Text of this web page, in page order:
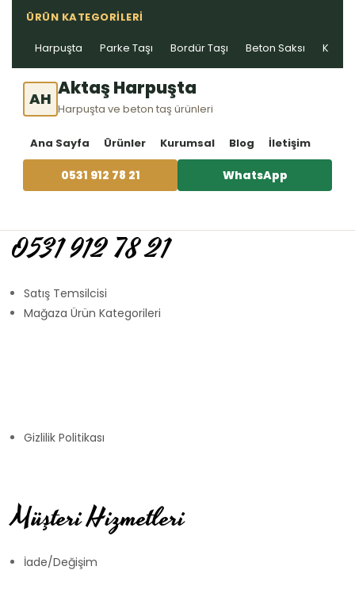
ÜRÜN KATEGORILERI
Harpuşta Parke Taşı Bordür Taşı Beton Saksı Kablo
AH Aktaş Harpuşta
Harpuşta ve beton taş ürünleri
Ana Sayfa Ürünler Kurumsal Blog İletişim
0531 912 78 21 WhatsApp
0531 912 78 21
Satış Temsilcisi
Mağaza Ürün Kategorileri
Gizlilik Politikası
Müşteri Hizmetleri
İade/Değişim